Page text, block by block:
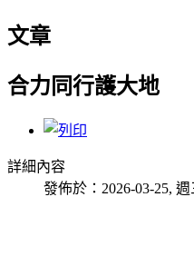
文章
合力同行護大地
詳細內容
發佈於：2026-03-25, 週